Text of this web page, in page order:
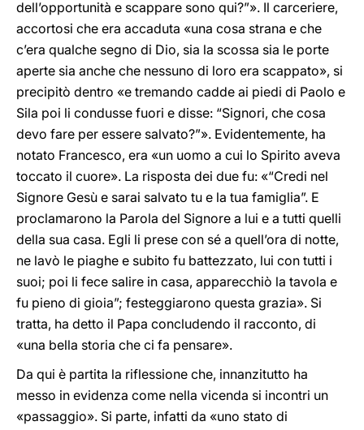
dell’opportunità e scappare sono qui?”». Il carceriere,
accortosi che era accaduta «una cosa strana e che
c’era qualche segno di Dio, sia la scossa sia le porte
aperte sia anche che nessuno di loro era scappato», si
precipitò dentro «e tremando cadde ai piedi di Paolo e
Sila poi li condusse fuori e disse: “Signori, che cosa
devo fare per essere salvato?”». Evidentemente, ha
notato Francesco, era «un uomo a cui lo Spirito aveva
toccato il cuore». La risposta dei due fu: «“Credi nel
Signore Gesù e sarai salvato tu e la tua famiglia”. E
proclamarono la Parola del Signore a lui e a tutti quelli
della sua casa. Egli li prese con sé a quell’ora di notte,
ne lavò le piaghe e subito fu battezzato, lui con tutti i
suoi; poi li fece salire in casa, apparecchiò la tavola e
fu pieno di gioia”; festeggiarono questa grazia». Si
tratta, ha detto il Papa concludendo il racconto, di
«una bella storia che ci fa pensare».
Da qui è partita la riflessione che, innanzitutto ha
messo in evidenza come nella vicenda si incontri un
«passaggio». Si parte, infatti da «uno stato di